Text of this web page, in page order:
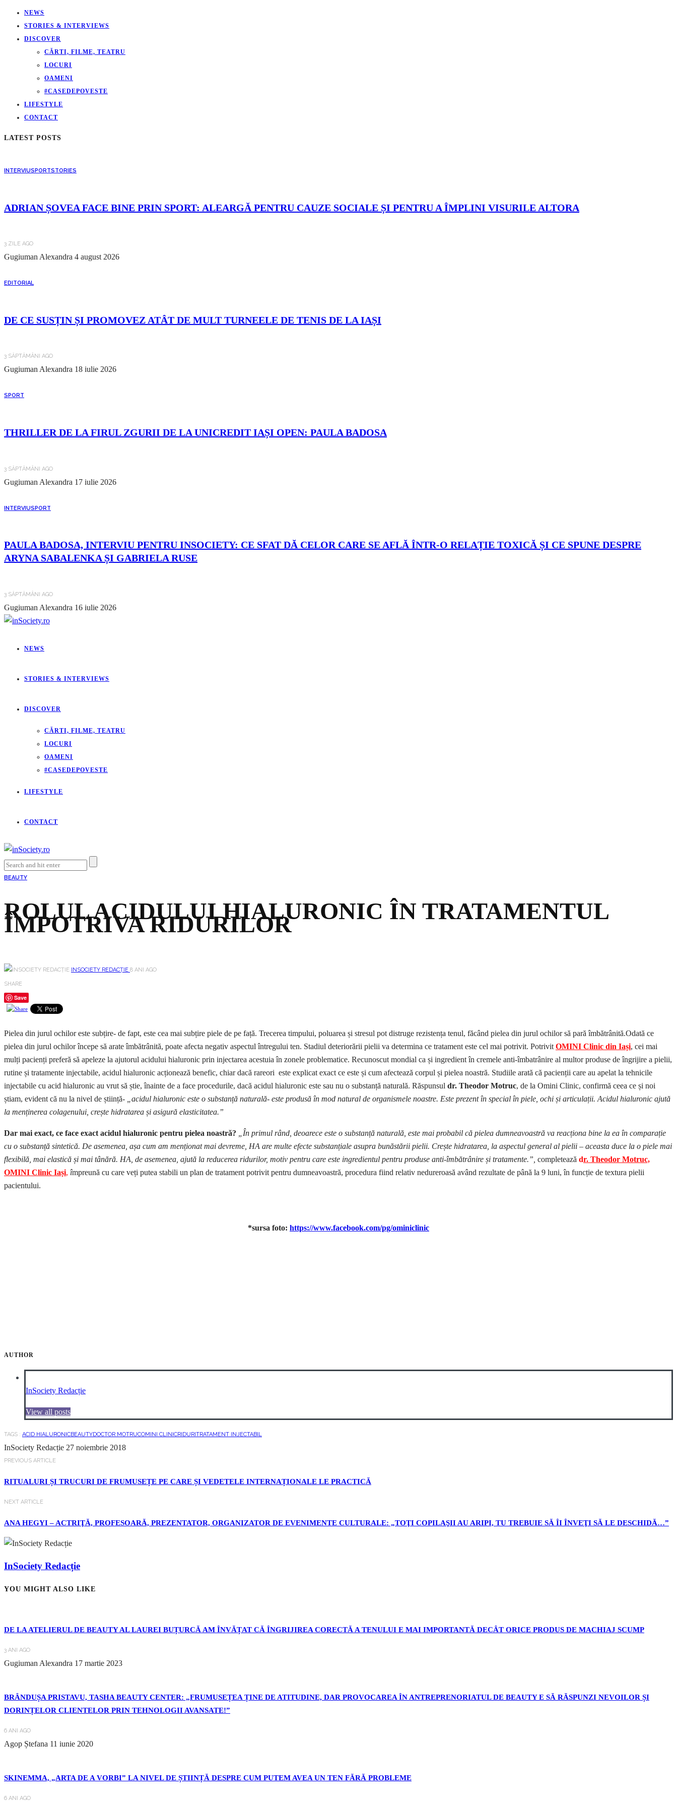
NEWS
STORIES & INTERVIEWS
DISCOVER
CĂRTI, FILME, TEATRU
LOCURI
OAMENI
#CASEDEPOVESTE
LIFESTYLE
CONTACT
LATEST POSTS
INTERVIUSPORTSTORIES
ADRIAN ȘOVEA FACE BINE PRIN SPORT: ALEARGĂ PENTRU CAUZE SOCIALE ȘI PENTRU A ÎMPLINI VISURILE ALTORA
3 ZILE AGO
Gugiuman Alexandra 4 august 2026
EDITORIAL
DE CE SUSȚIN ȘI PROMOVEZ ATÂT DE MULT TURNEELE DE TENIS DE LA IAȘI
3 SĂPTĂMÂNI AGO
Gugiuman Alexandra 18 iulie 2026
SPORT
THRILLER DE LA FIRUL ZGURII DE LA UNICREDIT IAȘI OPEN: PAULA BADOSA
3 SĂPTĂMÂNI AGO
Gugiuman Alexandra 17 iulie 2026
INTERVIUSPORT
PAULA BADOSA, INTERVIU PENTRU INSOCIETY: CE SFAT DĂ CELOR CARE SE AFLĂ ÎNTR-O RELAȚIE TOXICĂ ȘI CE SPUNE DESPRE
ARYNA SABALENKA ȘI GABRIELA RUSE
3 SĂPTĂMÂNI AGO
Gugiuman Alexandra 16 iulie 2026
NEWS
STORIES & INTERVIEWS
DISCOVER
CĂRTI, FILME, TEATRU
LOCURI
OAMENI
#CASEDEPOVESTE
LIFESTYLE
CONTACT
BEAUTY
ROLUL ACIDULUI HIALURONIC ÎN TRATAMENTUL
ÎMPOTRIVA RIDURILOR
INSOCIETY REDACȚIE 8 ANI AGO
SHARE
Save
Pielea din jurul ochilor este subțire- de fapt, este cea mai subțire piele de pe față. Trecerea timpului, poluarea și stresul pot distruge rezistența tenul, făcând pielea din jurul ochilor să pară îmbătrânită.Odată ce
pielea din jurul ochilor începe să arate îmbătrânită, poate afecta negativ aspectul întregului ten. Stadiul deteriorării pielii va determina ce tratament este cel mai potrivit. PotrivitOMINI Clinic din Iași, cei mai
mulți pacienți preferă să apeleze la ajutorul acidului hialuronic prin injectarea acestuia în zonele problematice. Recunoscut mondial ca și ingredient în cremele anti-îmbatrânire al multor produse de îngrijire a pielii,
rutine și tratamente injectabile, acidul hialuronic acționează benefic, chiar dacă rareori este explicat exact ce este și cum afectează corpul și pielea noastră. Studiile arată că pacienții care au apelat la tehnicile
injectabile cu acid hialuronic au vrut să știe, înainte de a face procedurile, dacă acidul hialuronic este sau nu o substanță naturală. Răspunsul dr. Theodor Motruc, de la Omini Clinic, confirmă ceea ce și noi
știam, evident că nu la nivel de știință- „acidul hialuronic este o substanță naturală- este produsă în mod natural de organismele noastre. Este prezent în special în piele, ochi și articulații. Acidul hialuronic ajută
la menținerea colagenului, crește hidratarea și asigură elasticitatea.”
Dar mai exact, ce face exact acidul hialuronic pentru pielea noastră? „În primul rând, deoarece este o substanță naturală, este mai probabil că pielea dumneavoastră va reacționa bine la ea în comparație
cu o substanță sintetică. De asemenea, așa cum am menționat mai devreme, HA are multe efecte substanțiale asupra bunăstării pielii. Crește hidratarea, la aspectul general al pielii – aceasta duce la o piele mai
flexibilă, mai elastică și mai tânără. HA, de asemenea, ajută la reducerea ridurilor, motiv pentru care este ingredientul pentru produse anti-îmbătrânire și tratamente.”, completează dr. Theodor Motruc,
OMINI Clinic Iași, împreună cu care veți putea stabili un plan de tratament potrivit pentru dumneavoastră, procedura fiind relativ nedureroasă având rezultate de până la 9 luni, în funcție de textura pielii
pacientului.
*sursa foto: https://www.facebook.com/pg/ominiclinic
AUTHOR
InSociety Redacție
View all posts
TAGS : ACID HIALURONICBEAUTYDOCTOR MOTRUCOMINI CLINICRIDURI TRATAMENT INJECTABIL
InSociety Redacție 27 noiembrie 2018
PREVIOUS ARTICLE
RITUALURI ȘI TRUCURI DE FRUMUSEȚE PE CARE ȘI VEDETELE INTERNAȚIONALE LE PRACTICĂ
NEXT ARTICLE
ANA HEGYI – ACTRIŢĂ, PROFESOARĂ, PREZENTATOR, ORGANIZATOR DE EVENIMENTE CULTURALE: „TOŢI COPILAŞII AU ARIPI, TU TREBUIE SĂ ÎI ÎNVEŢI SĂ LE DESCHIDĂ…”
InSociety Redacție
YOU MIGHT ALSO LIKE
DE LA ATELIERUL DE BEAUTY AL LAUREI BUȚURCĂ AM ÎNVĂȚAT CĂ ÎNGRIJIREA CORECTĂ A TENULUI E MAI IMPORTANTĂ DECÂT ORICE PRODUS DE MACHIAJ SCUMP
3 ANI AGO
Gugiuman Alexandra 17 martie 2023
BRÂNDUȘA PRISTAVU, TASHA BEAUTY CENTER: „FRUMUSEȚEA ȚINE DE ATITUDINE, DAR PROVOCAREA ÎN ANTREPRENORIATUL DE BEAUTY E SĂ RĂSPUNZI NEVOILOR ȘI
DORINȚELOR CLIENTELOR PRIN TEHNOLOGII AVANSATE!”
6 ANI AGO
Agop Ștefana 11 iunie 2020
SKINEMMA, „ARTA DE A VORBI” LA NIVEL DE ȘTIINȚĂ DESPRE CUM PUTEM AVEA UN TEN FĂRĂ PROBLEME
6 ANI AGO